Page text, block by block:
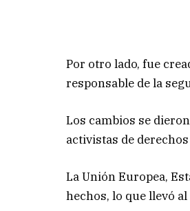
Por otro lado, fue
responsable de la
Los cambios se
activistas de
La Unión Europea,
hechos, lo que llevó